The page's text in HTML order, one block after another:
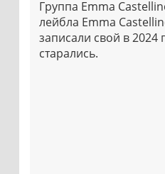
Группа Emma
лейбла Emma
записали свой в
старались.